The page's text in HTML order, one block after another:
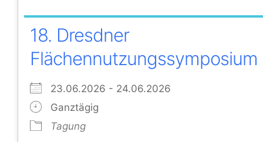
18. Dresdner
Flächennutzungssymposium
23.06.2026 - 24.06.2026
Ganztägig
Tagung